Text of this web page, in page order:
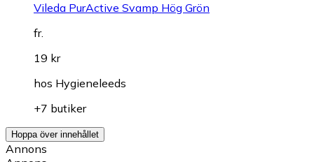
Vileda PurActive Svamp Hög Grön
fr.
19 kr
hos Hygieneleeds
+7 butiker
Hoppa över innehållet
Annons